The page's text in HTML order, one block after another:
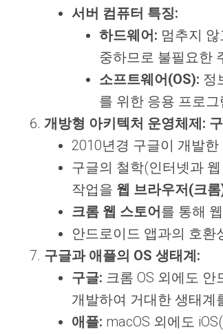
서버 컴퓨터 특징:
하드웨어: 멈추지
중하므로 불필요한
소프트웨어(OS): 정
를 위한 응용 프로
개방형 아키텍처 운영체제:
2010년경 구글이 개발
구글의 철학(인터넷과
작업을 웹 브라우저(크
크롬 웹 스토어를 통해
안드로이드 앱과의 호환
구글과 애플의 OS 생태계:
구글: 크롬 OS 외에도
개발하여 거대한 생태계
애플: macOS 외에도